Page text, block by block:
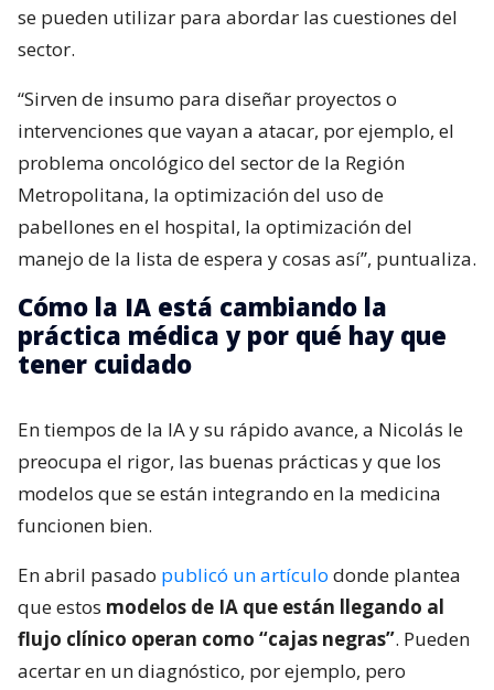
se pueden utilizar para abordar las cuestiones del
sector.
“Sirven de insumo para diseñar proyectos o
intervenciones que vayan a atacar, por ejemplo, el
problema oncológico del sector de la Región
Metropolitana, la optimización del uso de
pabellones en el hospital, la optimización del
manejo de la lista de espera y cosas así”, puntualiza.
Cómo la IA está cambiando la
práctica médica y por qué hay que
tener cuidado
En tiempos de la IA y su rápido avance, a Nicolás le
preocupa el rigor, las buenas prácticas y que los
modelos que se están integrando en la medicina
funcionen bien.
En abril pasado publicó un artículo donde plantea
que estos modelos de IA que están llegando al
flujo clínico operan como “cajas negras”. Pueden
acertar en un diagnóstico, por ejemplo, pero